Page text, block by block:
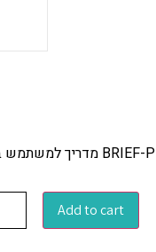
מדריך למשתמש בעברית BRIEF-P
Add to cart